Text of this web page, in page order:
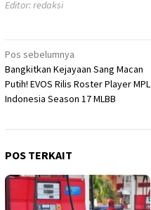
Editor: redaksi
Navigasi
pos
Pos sebelumnya
Bangkitkan Kejayaan Sang Macan
Putih! EVOS Rilis Roster Player MPL
Indonesia Season 17 MLBB
POS TERKAIT